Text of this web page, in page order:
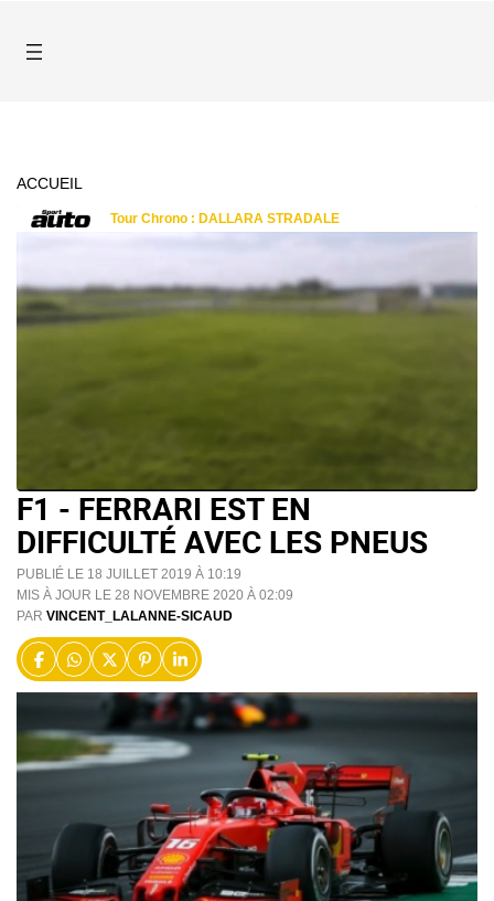
ACCUEIL
F1 - FERRARI EST EN
DIFFICULTÉ AVEC LES PNEUS
PUBLIÉ LE 18 JUILLET 2019 À 10:19
MIS À JOUR LE 28 NOVEMBRE 2020 À 02:09
PAR VINCENT_LALANNE-SICAUD